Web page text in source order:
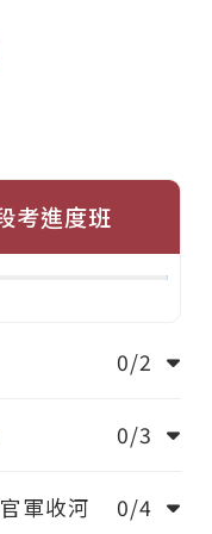
考進度班
0/2
0/3
軍收河
0/4